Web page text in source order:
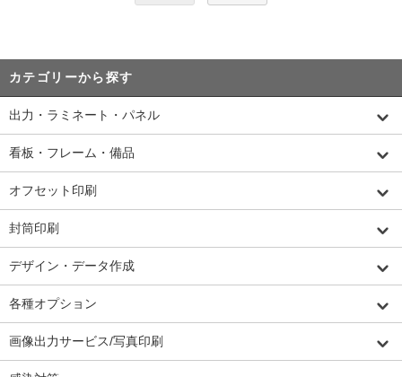
カテゴリーから探す
出力・ラミネート・パネル
看板・フレーム・備品
オフセット印刷
封筒印刷
デザイン・データ作成
各種オプション
画像出力サービス/写真印刷